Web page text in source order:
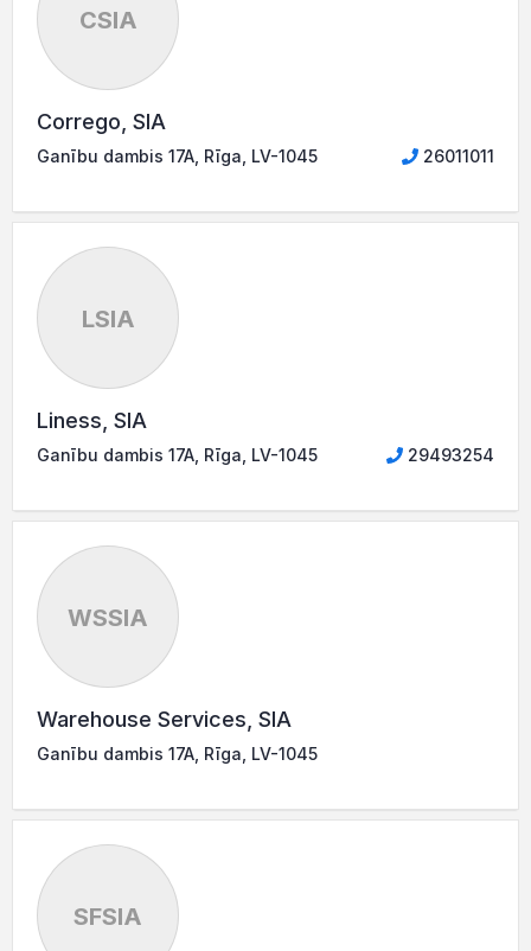
CSIA
Corrego, SIA
Ganību dambis 17A, Rīga, LV-1045 26011011
LSIA
Liness, SIA
Ganību dambis 17A, Rīga, LV-1045 29493254
WSSIA
Warehouse Services, SIA
Ganību dambis 17A, Rīga, LV-1045
SFSIA